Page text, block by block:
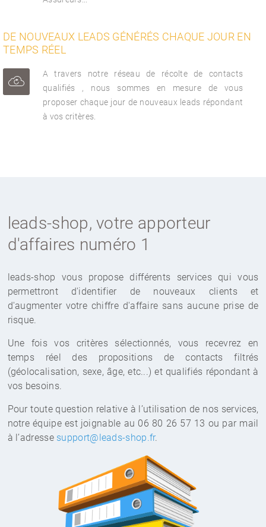
DE NOUVEAUX LEADS GÉNÉRÉS CHAQUE JOUR EN
TEMPS RÉEL
A travers notre réseau de récolte de contacts
qualifiés , nous sommes en mesure de vous
proposer chaque jour de nouveaux leads répondant
à vos critères.
leads-shop, votre apporteur
d'affaires numéro 1
leads-shop vous propose différents services qui vous
permettront d'identifier de nouveaux clients et
d'augmenter votre chiffre d'affaire sans aucune prise de
risque.
Une fois vos critères sélectionnés, vous recevrez en
temps réel des propositions de contacts filtrés
(géolocalisation, sexe, âge, etc...) et qualifiés répondant à
vos besoins.
Pour toute question relative à l’utilisation de nos services,
notre équipe est joignable au 06 80 26 57 13 ou par mail
à l’adresse support@leads-shop.fr.